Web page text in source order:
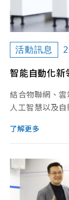
活動訊息
智能自動化新
結合物聯網、雲
人工智慧以及
了解更多